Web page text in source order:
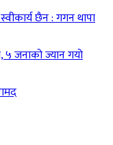
छैन : गगन थापा
५ जनाको ज्यान गयो